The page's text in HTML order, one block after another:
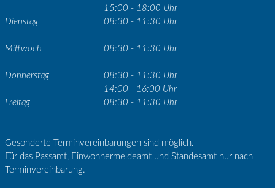
15:00 - 18:00 Uhr
Dienstag
08:30 - 11:30 Uhr
Mittwoch 08:30 - 11:30 Uhr
Donnerstag
08:30 - 11:30 Uhr
14:00 - 16:00 Uhr
Freitag
08:30 - 11:30 Uhr
Gesonderte Terminvereinbarungen sind möglich.
Für das Passamt, Einwohnermeldeamt und Standesamt nur nach
Terminvereinbarung.